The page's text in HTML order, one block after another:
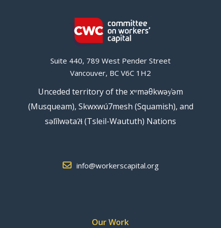
Suite 440, 789 West Pender Street
Vancouver, BC V6C 1H2
Unceded territory of the xʷməθkwəy̓əm
(Musqueam), Skwxwú7mesh (Squamish), and
səl̓ílwətaʔɬ (Tsleil-Waututh) Nations
info@workerscapital.org
Our Work